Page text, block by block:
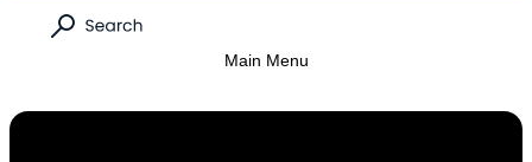
Main Menu